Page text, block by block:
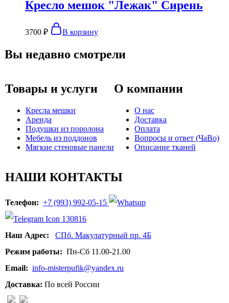
Кресло мешок "Лежак" Сирень
3700 ₽ В корзину
Вы недавно смотрели
Товары и услуги
Кресла мешки
Аренда
Подушки из поролона
Мебель из поддонов
Мягкие стеновые панели
О компании
О нас
Доставка
Оплата
Вопросы и ответ (ЧаВо)
Описание тканей
НАШИ КОНТАКТЫ
Телефон: +7 (993) 992-05-15
Наш Адрес: СПб. Макулатурный пр. 4Б
Режим работы: Пн-Сб 11.00-21.00
Email: info-misterpufik@yandex.ru
Доставка: По всей России